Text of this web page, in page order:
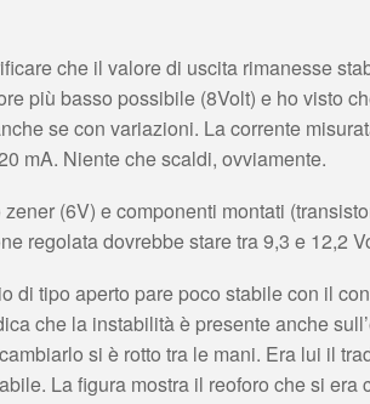
che il valore di uscita rimanesse
più basso possibile (8Volt) e ho visto
se con variazioni. La corrente
mA. Niente che scaldi, ovviamente.
(6V) e componenti montati
regolata dovrebbe stare tra 9,3 e 12,2
di tipo aperto pare poco stabile con il
che la instabilità è presente anche
si è rotto tra le mani. Era lui il
La figura mostra il reoforo che si era